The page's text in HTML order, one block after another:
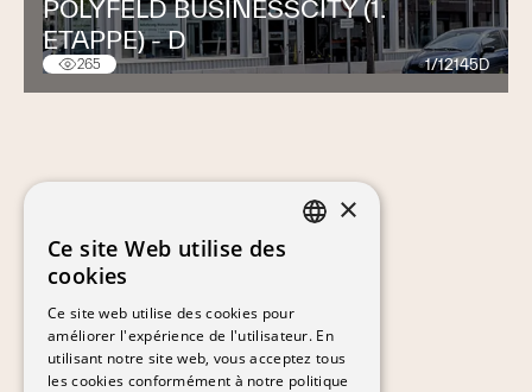
POLYFELD BUSINESSCITY (1.
ETAPPE) - D
265 1/12145D
×
Ce site Web utilise des
cookies
Ce site web utilise des cookies pour
améliorer l'expérience de l'utilisateur. En
utilisant notre site web, vous acceptez tous
les cookies conformément à notre politique